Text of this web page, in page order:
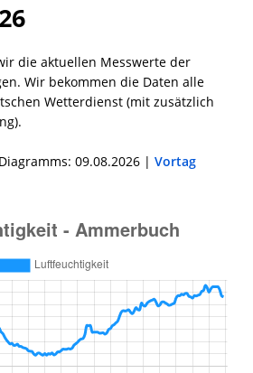
die aktuellen Messwerte der
Wir bekommen die Daten alle
Wetterdienst (mit zusätzlich
09.08.2026 | Vortag